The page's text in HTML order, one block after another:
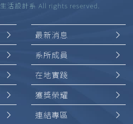
活設計系 All rights reserved.
最新消息
系所成員
在地實踐
獲獎榮耀
連結專區